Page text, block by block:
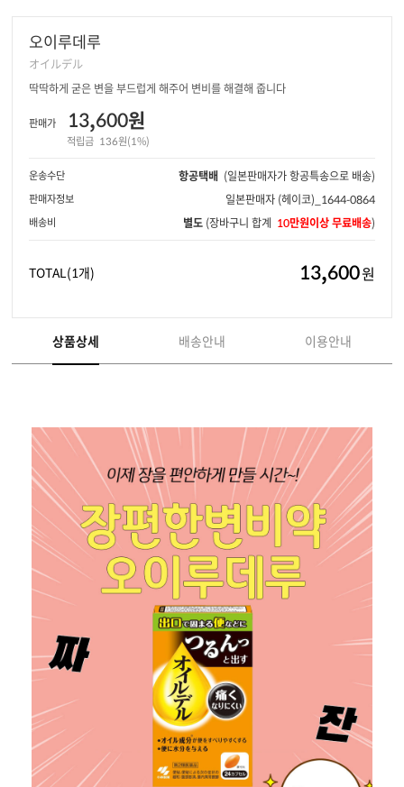
상품상세 배송안내 이용안내
오이루데루
オイルデル
딱딱하게 굳은 변을 부드럽게 해주어 변비를 해결해 줍니다
판매가 13,600원
적립금 136원(1%)
운송수단 항공택배 (일본판매자가 항공특송으로 배송)
판매자정보 일본판매자 (헤이코)_1644-0864
배송비 별도 (장바구니 합계 10만원이상 무료배송)
TOTAL 13,600원
(1개)